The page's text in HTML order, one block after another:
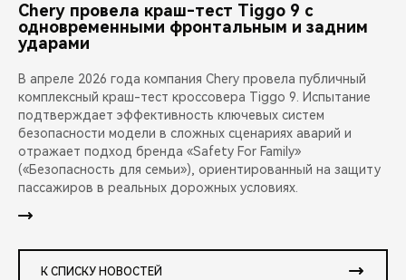
Chery провела краш-тест Tiggo 9 с
одновременными фронтальным и задним
ударами
В апреле 2026 года компания Chery провела публичный
комплексный краш-тест кроссовера Tiggo 9. Испытание
подтверждает эффективность ключевых систем
безопасности модели в сложных сценариях аварий и
отражает подход бренда «Safety For Family»
(«Безопасность для семьи»), ориентированный на защиту
пассажиров в реальных дорожных условиях.
К СПИСКУ НОВОСТЕЙ